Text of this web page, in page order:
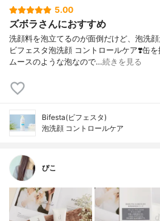
5.00
ズボラさんにおすすめ
洗顔料を泡立てるのが面倒だけど、泡洗
ビフェスタ泡洗顔 コントロールケア❣️缶
ムースのような泡なので…続きを見る
Bifesta(ビフェスタ)
泡洗顔 コントロールケア
ぴこ